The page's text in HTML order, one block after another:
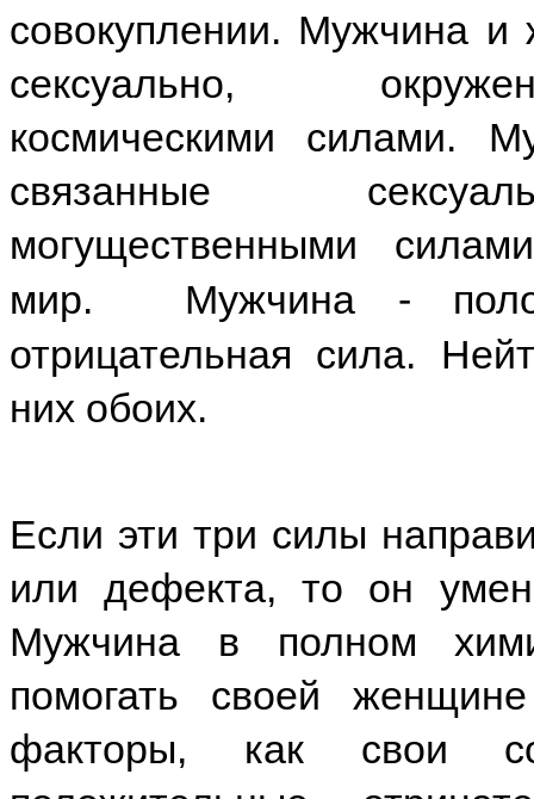
совокуплении. Мужчина
сексуально,
космическими силами.
связанные
могущественными
мир. Мужчина -
отрицательная сила.
них обоих.
Если эти три силы
или дефекта, то он
Мужчина в полном
помогать своей
факторы, как свои